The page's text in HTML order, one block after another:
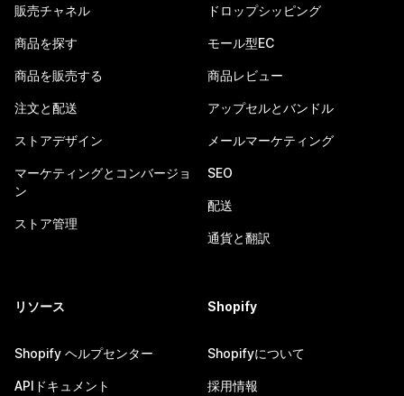
販売チャネル
商品を探す
商品を販売する
注文と配送
ストアデザイン
マーケティングとコンバージョ
ン
ストア管理
ドロップシッピング
モール型EC
商品レビュー
アップセルとバンドル
メールマーケティング
SEO
配送
通貨と翻訳
リソース
Shopify ヘルプセンター
APIドキュメント
Shopify
Shopifyについて
採用情報